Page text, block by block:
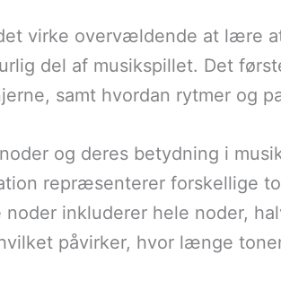
virke overvældende at lære
del af musikspillet. Det
samt hvordan rytmer og
og deres betydning i
repræsenterer forskellige
noder inkluderer hele noder,
påvirker, hvor længe